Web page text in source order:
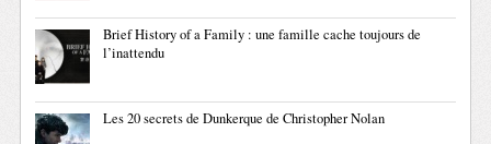
Brief History of a Family : une famille cache toujours de
l’inattendu
Les 20 secrets de Dunkerque de Christopher Nolan